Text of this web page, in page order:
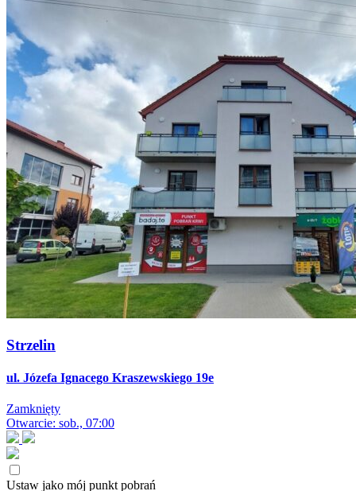
Strzelin
ul. Józefa Ignacego Kraszewskiego 19e
Zamknięty
Otwarcie: sob., 07:00
Ustaw jako mój punkt pobrań